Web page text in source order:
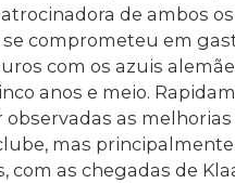
de ambos os
comprometeu em
com os azuis
anos e meio.
observadas as
mas
com as chegadas de